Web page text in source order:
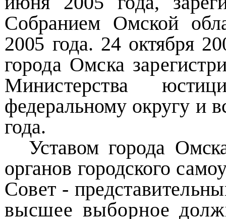
Собранием Омской
2005 года. 24 октября
города Омска
Министерства
федеральному округу и
года.
Уставом города
органов городского
Совет -
высшее выборное